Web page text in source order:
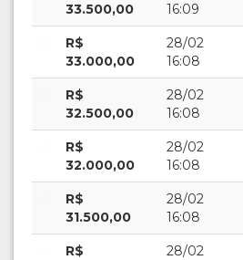
33.500,00
16:09
R$
33.000,00
28/02
16:08
R$
32.500,00
28/02
16:08
R$
32.000,00
28/02
16:08
R$
31.500,00
28/02
16:08
R$
28/02